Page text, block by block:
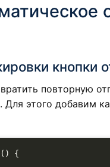
кнопки
повторную
Для этого добавим
{